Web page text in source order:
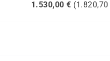
1.530,00 € (1.820,70